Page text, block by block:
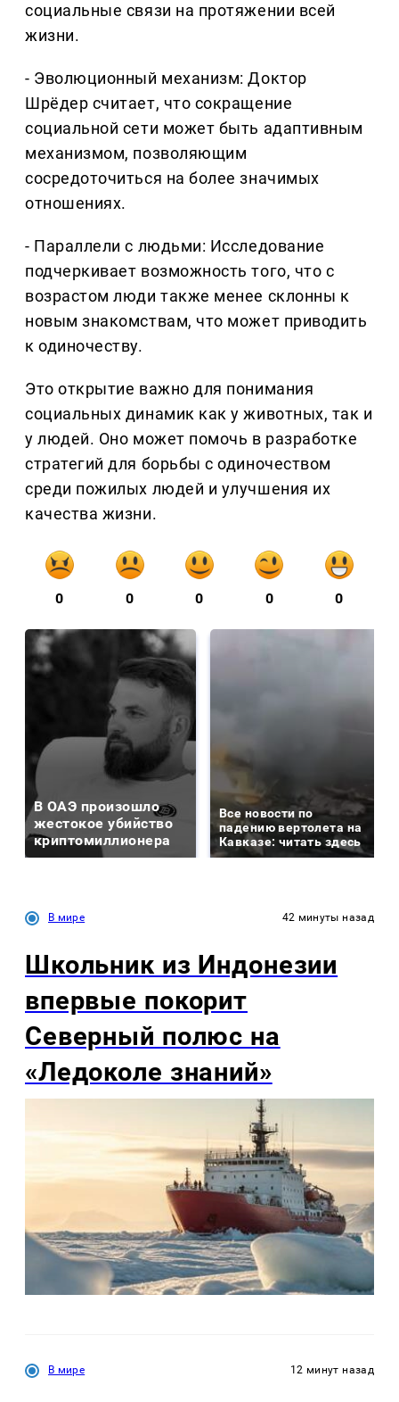
социальные связи на протяжении всей
жизни.
- Эволюционный механизм: Доктор
Шрёдер считает, что сокращение
социальной сети может быть адаптивным
механизмом, позволяющим
сосредоточиться на более значимых
отношениях.
- Параллели с людьми: Исследование
подчеркивает возможность того, что с
возрастом люди также менее склонны к
новым знакомствам, что может приводить
к одиночеству.
Это открытие важно для понимания
социальных динамик как у животных, так и
у людей. Оно может помочь в разработке
стратегий для борьбы с одиночеством
среди пожилых людей и улучшения их
качества жизни.
0 0 0 0 0
В ОАЭ произошло
жестокое убийство
криптомиллионера
Все новости по
падению вертолета на
Кавказе: читать здесь
В мире 42 минуты назад
Школьник из Индонезии
впервые покорит
Северный полюс на
«Ледоколе знаний»
В мире 12 минут назад